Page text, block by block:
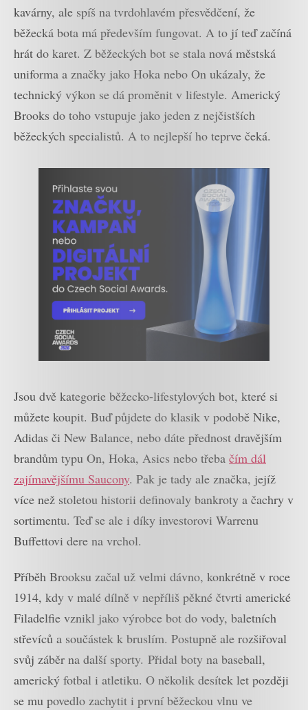
kavárny, ale spíš na tvrdohlavém přesvědčení, že
běžecká bota má především fungovat. A to jí teď začíná
hrát do karet. Z běžeckých bot se stala nová městská
uniforma a značky jako Hoka nebo On ukázaly, že
technický výkon se dá proměnit v lifestyle. Americký
Brooks do toho vstupuje jako jeden z nejčistších
běžeckých specialistů. A to nejlepší ho teprve čeká.
Jsou dvě kategorie běžecko-lifestylových bot, které si
můžete koupit. Buď půjdete do klasik v podobě Nike,
Adidas či New Balance, nebo dáte přednost dravějším
brandům typu On, Hoka, Asics nebo třeba čím dál
zajímavějšímu Saucony. Pak je tady ale značka, jejíž
více než stoletou historii definovaly bankroty a čachry v
sortimentu. Teď se ale i díky investorovi Warrenu
Buffettovi dere na vrchol.
Příběh Brooksu začal už velmi dávno, konkrétně v roce
1914, kdy v malé dílně v nepříliš pěkné čtvrti americké
Filadelfie vznikl jako výrobce bot do vody, baletních
střevíců a součástek k bruslím. Postupně ale rozšiřoval
svůj záběr na další sporty. Přidal boty na baseball,
americký fotbal i atletiku. O několik desítek let později
se mu povedlo zachytit i první běžeckou vlnu ve